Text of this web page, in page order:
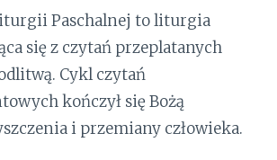
Paschalnej to liturgia
się z czytań przeplatanych
Cykl czytań
kończył się Bożą
i przemiany człowieka.